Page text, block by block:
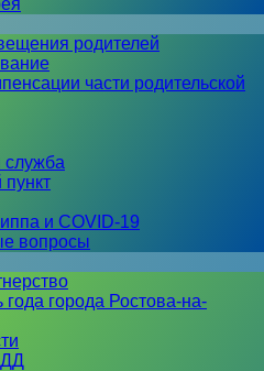
родителей
части родительской
служба
пункт
и COVID-19
вопросы
года города Ростова-на-